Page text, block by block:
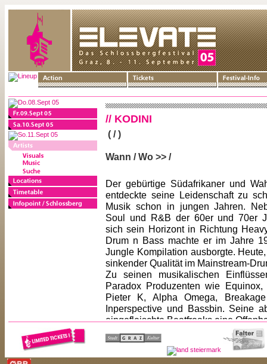
// KODINI
( / )
Wann / Wo >> /
Der gebürtige Südafrikaner und
entdeckte seine Leidenschaft zu
Musik schon in jungen Jahren.
Soul und R&B der 60er und 70er
sich sein Horizont in Richtung
Drum n Bass machte er im Jahre
Jungle Kompilation ausborgte.
sinkender Qualität im Mainstream-
Zu seinen musikalischen
Paradox Produzenten wie
Pieter K, Alpha Omega,
Inperspective und Bassbin. Seine
eingefleischte Beatfreaks eine
Zusammen mit dem Produzenten
alle zwei Wochen das